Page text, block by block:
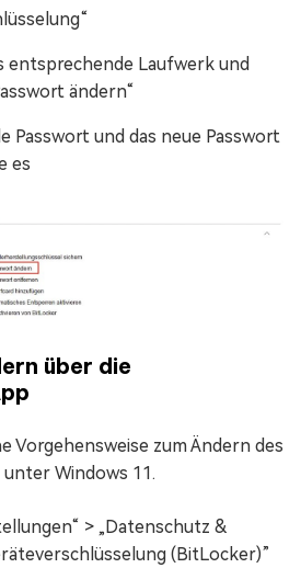
entsprechende Laufwerk und
ändern“
Passwort und das neue Passwort
es
über die
Vorgehensweise zum Ändern des
Windows 11.
> „Datenschutz &
(BitLocker)”